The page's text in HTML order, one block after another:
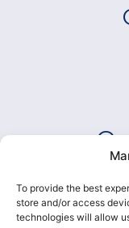
To provide the best
store and/or access
technologies will allow